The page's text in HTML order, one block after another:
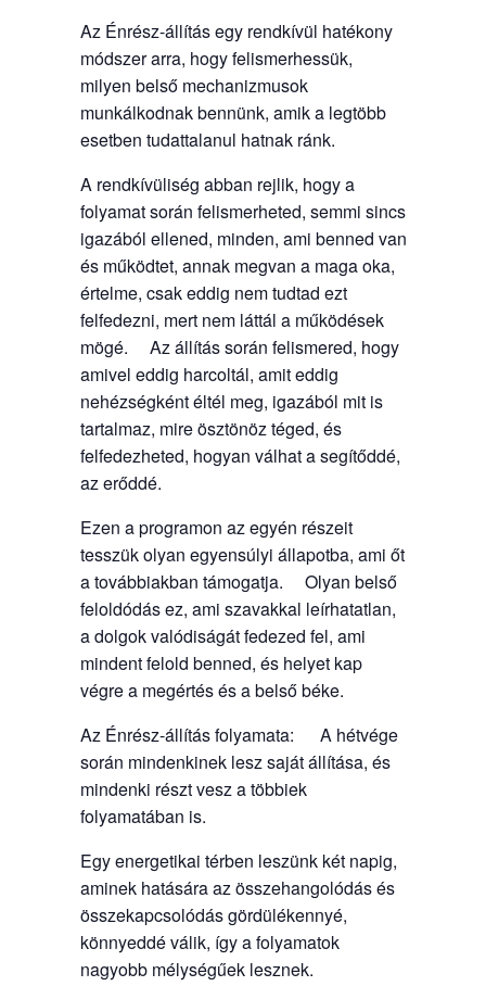
Az Énrész-állítás egy rendkívül hatékony
módszer arra, hogy felismerhessük,
milyen belső mechanizmusok
munkálkodnak bennünk, amik a legtöbb
esetben tudattalanul hatnak ránk.
A rendkívüliség abban rejlik, hogy a
folyamat során felismerheted, semmi sincs
igazából ellened, minden, ami benned van
és működtet, annak megvan a maga oka,
értelme, csak eddig nem tudtad ezt
felfedezni, mert nem láttál a működések
mögé. Az állítás során felismered, hogy
amivel eddig harcoltál, amit eddig
nehézségként éltél meg, igazából mit is
tartalmaz, mire ösztönöz téged, és
felfedezheted, hogyan válhat a segítőddé,
az erőddé.
Ezen a programon az egyén részeit
tesszük olyan egyensúlyi állapotba, ami őt
a továbbiakban támogatja. Olyan belső
feloldódás ez, ami szavakkal leírhatatlan,
a dolgok valódiságát fedezed fel, ami
mindent felold benned, és helyet kap
végre a megértés és a belső béke.
Az Énrész-állítás folyamata: A hétvége
során mindenkinek lesz saját állítása, és
mindenki részt vesz a többiek
folyamatában is.
Egy energetikai térben leszünk két napig,
aminek hatására az összehangolódás és
összekapcsolódás gördülékennyé,
könnyeddé válik, így a folyamatok
nagyobb mélységűek lesznek.